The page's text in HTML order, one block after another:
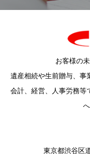
お客様の
遺産相続や生前贈与、事
会計、経営、人事労務等
東京都渋谷区